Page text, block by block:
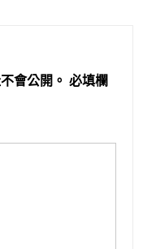
會公開。 必填欄